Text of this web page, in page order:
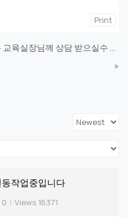
Print
유축기 관련등 궁굼한 문의 사항은 교육실장님께 상담 받으실수 있습니다.
»
작업중입니다
| Views 16371